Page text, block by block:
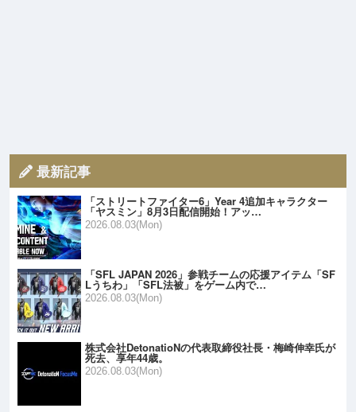
最新記事
「ストリートファイター6」Year 4追加キャラクター
「ヤスミン」8月3日配信開始！アッ…
2026.08.03(Mon)
「SFL JAPAN 2026」参戦チームの応援アイテム「SF
Lうちわ」「SFL法被」をゲーム内で…
2026.08.03(Mon)
株式会社DetonatioNの代表取締役社長・梅崎伸幸氏が
死去、享年44歳。
2026.08.03(Mon)